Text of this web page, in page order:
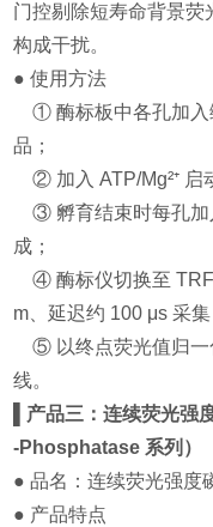
门控剔除短寿命背景
构成干扰。
● 使用方法
① 酶标板中各孔加入
品；
② 加入 ATP/Mg²⁺ 启
③ 孵育结束时每孔加
成；
④ 酶标仪切换至 TRF
m、延迟约 100 μs 采集
⑤ 以终点荧光值归一
线。
▌产品三：连续荧光
-Phosphatase 系列）
● 品名：连续荧光强度
● 产品特点